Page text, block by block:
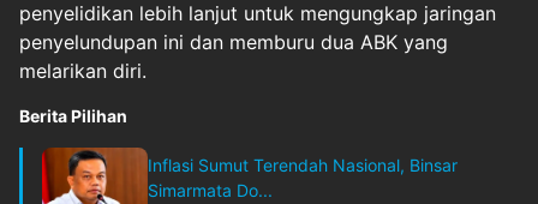
penyelidikan lebih lanjut untuk mengungkap jaringan
penyelundupan ini dan memburu dua ABK yang
melarikan diri.
Berita Pilihan
Inflasi Sumut Terendah Nasional, Binsar
Simarmata Do...